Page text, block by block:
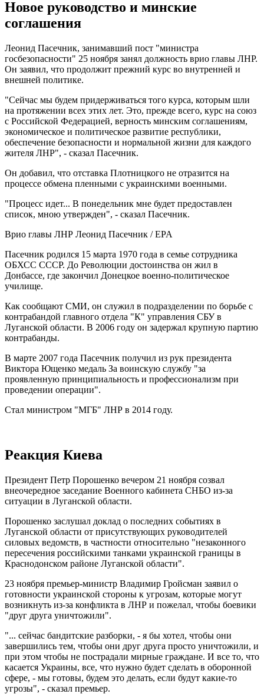
Новое руководство и минские
соглашения
Леонид Пасечник, занимавший пост "министра
госбезопасности" 25 ноября занял должность врио главы ЛНР.
Он заявил, что продолжит прежний курс во внутренней и
внешней политике.
"Сейчас мы будем придерживаться того курса, которым шли
на протяжении всех этих лет. Это, прежде всего, курс на союз
с Российской Федерацией, верность минским соглашениям,
экономическое и политическое развитие республики,
обеспечение безопасности и нормальной жизни для каждого
жителя ЛНР", - сказал Пасечник.
Он добавил, что отставка Плотницкого не отразится на
процессе обмена пленными с украинскими военными.
"Процесс идет... В понедельник мне будет предоставлен
список, мною утвержден", - сказал Пасечник.
Врио главы ЛНР Леонид Пасечник / EPA
Пасечник родился 15 марта 1970 года в семье сотрудника
ОБХСС СССР. До Революции достоинства он жил в
Донбассе, где закончил Донецкое военно-политическое
училище.
Как сообщают СМИ, он служил в подразделении по борьбе с
контрабандой главного отдела "К" управления СБУ в
Луганской области. В 2006 году он задержал крупную партию
контрабанды.
В марте 2007 года Пасечник получил из рук президента
Виктора Ющенко медаль За воинскую службу "за
проявленную принципиальность и профессионализм при
проведении операции".
Стал министром "МГБ" ЛНР в 2014 году.
Реакция Киева
Президент Петр Порошенко вечером 21 ноября созвал
внеочередное заседание Военного кабинета СНБО из-за
ситуации в Луганской области.
Порошенко заслушал доклад о последних событиях в
Луганской области от присутствующих руководителей
силовых ведомств, в частности относительно "незаконного
пересечения российскими танками украинской границы в
Краснодонском районе Луганской области".
23 ноября премьер-министр Владимир Гройсман заявил о
готовности украинской стороны к угрозам, которые могут
возникнуть из-за конфликта в ЛНР и пожелал, чтобы боевики
"друг друга уничтожили".
"... сейчас бандитские разборки, - я бы хотел, чтобы они
завершились тем, чтобы они друг друга просто уничтожили, и
при этом чтобы не пострадали мирные граждане. И все то, что
касается Украины, все, что нужно будет сделать в оборонной
сфере, - мы готовы, будем это делать, если будут какие-то
угрозы", - сказал премьер.